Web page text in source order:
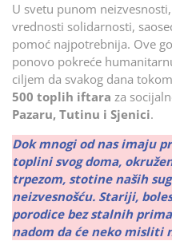
U svetu punom
vrednosti solidarnosti,
pomoć najpotrebnija. Ove
ponovo pokreće
ciljem da svakog dana
500 toplih iftara za
Pazaru, Tutinu i Sjenici.
Dok mnogi od nas imaju
toplini svog doma,
trpezom, stotine naših
neizvesnošću. Stariji,
porodice bez stalnih
nadom da će neko misliti